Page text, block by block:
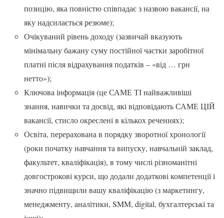
позицію, яка повністю співпадає з назвою вакансії, на
яку надсилається резюме);
Очікуваний рівень доходу (зазвичай вказують
мінімальну бажану суму постійної частки заробітної
платні після відрахування податків – «від … грн
нетто»);
Ключова інформація (це САМЕ ТІ найважливіші
знання, навички та досвід, які відповідають САМЕ ЦІЙ
вакансії, стисло окреслені в кількох реченнях);
Освіта, перерахована в порядку зворотної хронології
(роки початку навчання та випуску, навчальній заклад,
факультет, кваліфікація), в тому числі різноманітні
довгострокові курси, що додали додаткові компетенції і
значно підвищили вашу кваліфікацію (з маркетингу,
менеджменту, аналітики, SMM, digital, бухгалтерські та